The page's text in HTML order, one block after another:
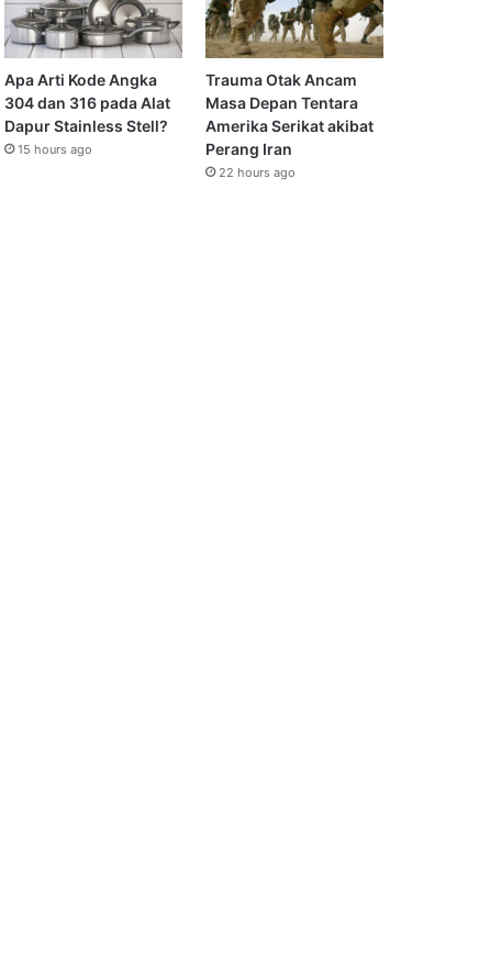
Apa Arti Kode Angka
304 dan 316 pada Alat
Dapur Stainless Stell?
15 hours ago
Trauma Otak Ancam
Masa Depan Tentara
Amerika Serikat akibat
Perang Iran
22 hours ago